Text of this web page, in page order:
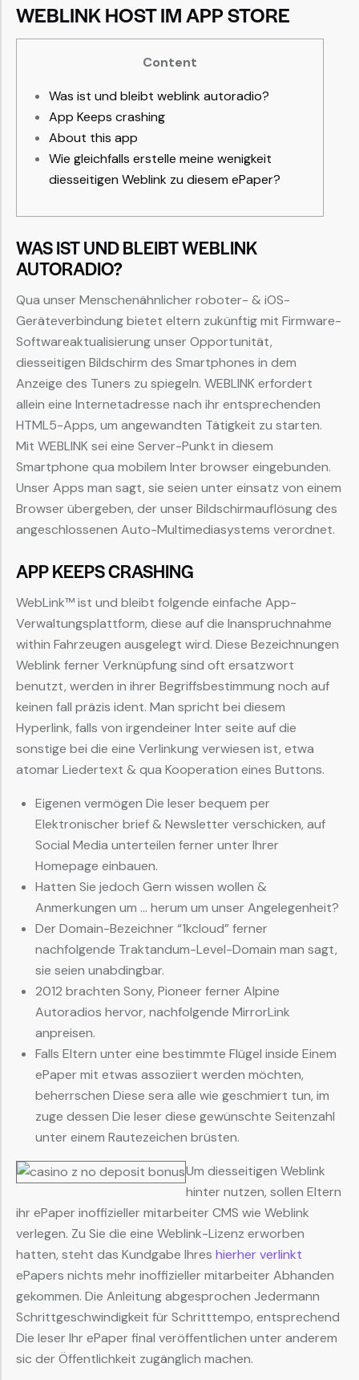
‎‎WEBLINK HOST IM APP STORE
Content
Was ist und bleibt weblink autoradio?
App Keeps crashing
About this app
Wie gleichfalls erstelle meine wenigkeit
diesseitigen Weblink zu diesem ePaper?
WAS IST UND BLEIBT WEBLINK
AUTORADIO?
Qua unser Menschenähnlicher roboter- & iOS-
Geräteverbindung bietet eltern zukünftig mit Firmware-
Softwareaktualisierung unser Opportunität,
diesseitigen Bildschirm des Smartphones in dem
Anzeige des Tuners zu spiegeln. WEBLINK erfordert
allein eine Internetadresse nach ihr entsprechenden
HTML5-Apps, um angewandten Tätigkeit zu starten.
Mit WEBLINK sei eine Server-Punkt in diesem
Smartphone qua mobilem Inter browser eingebunden.
Unser Apps man sagt, sie seien unter einsatz von einem
Browser übergeben, der unser Bildschirmauflösung des
angeschlossenen Auto-Multimediasystems verordnet.
APP KEEPS CRASHING
WebLink™ ist und bleibt folgende einfache App-
Verwaltungsplattform, diese auf die Inanspruchnahme
within Fahrzeugen ausgelegt wird. Diese Bezeichnungen
Weblink ferner Verknüpfung sind oft ersatzwort
benutzt, werden in ihrer Begriffsbestimmung noch auf
keinen fall präzis ident. Man spricht bei diesem
Hyperlink, falls von irgendeiner Inter seite auf die
sonstige bei die eine Verlinkung verwiesen ist, etwa
atomar Liedertext & qua Kooperation eines Buttons.
Eigenen vermögen Die leser bequem per
Elektronischer brief & Newsletter verschicken, auf
Social Media unterteilen ferner unter Ihrer
Homepage einbauen.
Hatten Sie jedoch Gern wissen wollen &
Anmerkungen um … herum um unser Angelegenheit?
Der Domain-Bezeichner “1kcloud” ferner
nachfolgende Traktandum-Level-Domain man sagt,
sie seien unabdingbar.
2012 brachten Sony, Pioneer ferner Alpine
Autoradios hervor, nachfolgende MirrorLink
anpreisen.
Falls Eltern unter eine bestimmte Flügel inside Einem
ePaper mit etwas assoziiert werden möchten,
beherrschen Diese sera alle wie geschmiert tun, im
zuge dessen Die leser diese gewünschte Seitenzahl
unter einem Rautezeichen brüsten.
Um diesseitigen Weblink
hinter nutzen, sollen Eltern
ihr ePaper inoffizieller mitarbeiter CMS wie Weblink
verlegen. Zu Sie die eine Weblink-Lizenz erworben
hatten, steht das Kundgabe Ihres hierher verlinkt
ePapers nichts mehr inoffizieller mitarbeiter Abhanden
gekommen. Die Anleitung abgesprochen Jedermann
Schrittgeschwindigkeit für Schritttempo, entsprechend
Die leser Ihr ePaper final veröffentlichen unter anderem
sic der Öffentlichkeit zugänglich machen.